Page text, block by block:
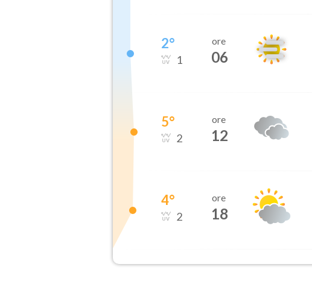
2°
1
ore
06
5°
2
ore
12
4°
2
ore
18